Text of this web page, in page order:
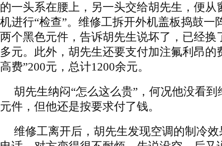
的一头系在腰上，另一头交给胡先生，便从
机进行“检查”。维修工拆开外机盖板捣鼓一
两个黑色元件，告诉胡先生说坏了，已经换
多元。此外，胡先生还要支付加注氟利昂的
高费”200元，总计1200余元。
胡先生纳闷“怎么这么贵”，何况他没看
元件，但他还是按要求付了钱。
维修工离开后，胡先生发现空调的制冷